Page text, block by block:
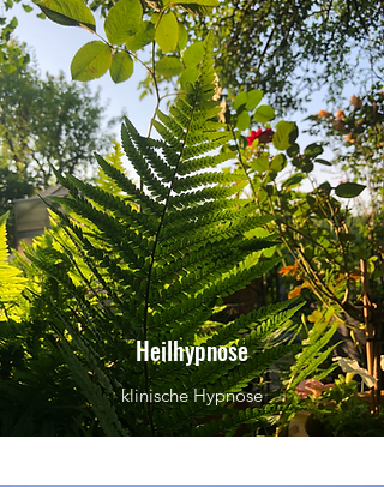
Heilhypnose
klinische Hypnose